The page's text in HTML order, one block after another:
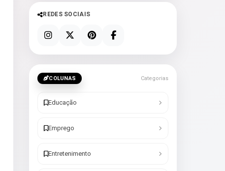
REDES SOCIAIS
COLUNAS Categorias
Educação
Emprego
Entretenimento